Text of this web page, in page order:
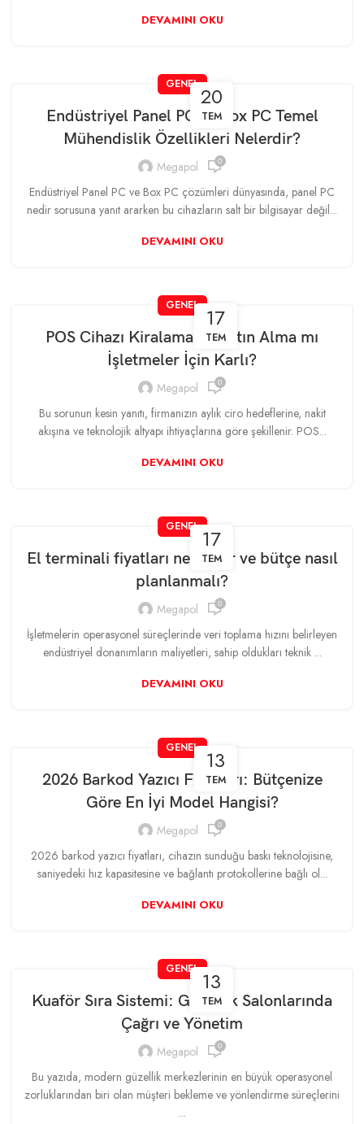
DEVAMINI OKU
20
TEM
GENEL
Endüstriyel Panel PC ve Box PC Temel
Mühendislik Özellikleri Nelerdir?
Megapol 0
Endüstriyel Panel PC ve Box PC çözümleri dünyasında, panel PC
nedir sorusuna yanıt ararken bu cihazların salt bir bilgisayar değil...
DEVAMINI OKU
17
TEM
GENEL
POS Cihazı Kiralama mı Satın Alma mı
İşletmeler İçin Karlı?
Megapol 0
Bu sorunun kesin yanıtı, firmanızın aylık ciro hedeflerine, nakit
akışına ve teknolojik altyapı ihtiyaçlarına göre şekillenir. POS...
DEVAMINI OKU
17
TEM
GENEL
El terminali fiyatları ne kadar ve bütçe nasıl
planlanmalı?
Megapol 0
İşletmelerin operasyonel süreçlerinde veri toplama hızını belirleyen
endüstriyel donanımların maliyetleri, sahip oldukları teknik ...
DEVAMINI OKU
13
TEM
GENEL
2026 Barkod Yazıcı Fiyatları: Bütçenize
Göre En İyi Model Hangisi?
Megapol 0
2026 barkod yazıcı fiyatları, cihazın sunduğu baskı teknolojisine,
saniyedeki hız kapasitesine ve bağlantı protokollerine bağlı ol...
DEVAMINI OKU
13
TEM
GENEL
Kuaför Sıra Sistemi: Güzellik Salonlarında
Çağrı ve Yönetim
Megapol 0
Bu yazıda, modern güzellik merkezlerinin en büyük operasyonel
zorluklarından biri olan müşteri bekleme ve yönlendirme süreçlerini
...